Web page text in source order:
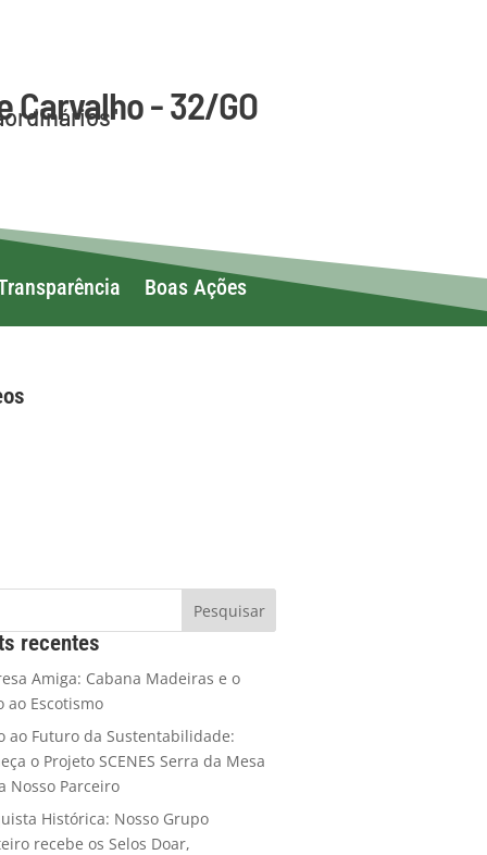
Carvalho - 32/GO
Boas Ações
recentes
Amiga: Cabana Madeiras e o
ao Escotismo
ao Futuro da Sustentabilidade:
o Projeto SCENES Serra da Mesa
Nosso Parceiro
Histórica: Nosso Grupo
recebe os Selos Doar,